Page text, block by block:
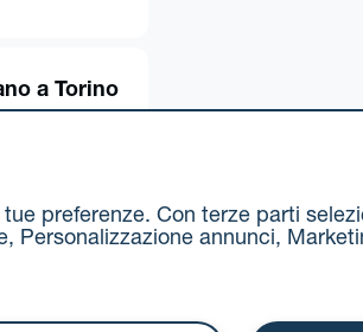
a Torino
preferenze. Con terze parti
Personalizzazione annunci,